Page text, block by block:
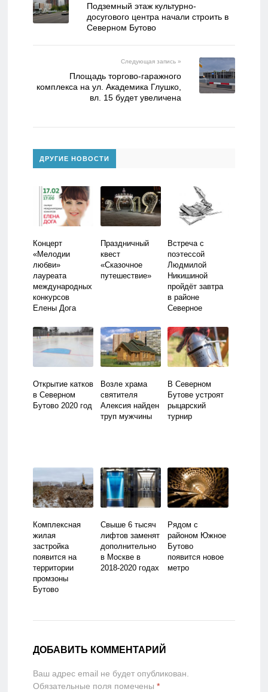
Подземный этаж культурно-
досугового центра начали строить в
Северном Бутово
Следующая запись »
Площадь торгово-гаражного
комплекса на ул. Академика Глушко,
вл. 15 будет увеличена
ДРУГИЕ НОВОСТИ
Концерт
«Мелодии
любви»
лауреата
международных
конкурсов
Елены Дога
Праздничный
квест
«Сказочное
путешествие»
Встреча с
поэтессой
Людмилой
Никишиной
пройдёт завтра
в районе
Северное
Открытие катков
в Северном
Бутово 2020 год
Возле храма
святителя
Алексия найден
труп мужчины
В Северном
Бутове устроят
рыцарский
турнир
Комплексная
жилая
застройка
появится на
территории
промзоны
Бутово
Свыше 6 тысяч
лифтов заменят
дополнительно
в Москве в
2018-2020 годах
Рядом с
районом Южное
Бутово
появится новое
метро
ДОБАВИТЬ КОММЕНТАРИЙ
Ваш адрес email не будет опубликован.
Обязательные поля помечены *